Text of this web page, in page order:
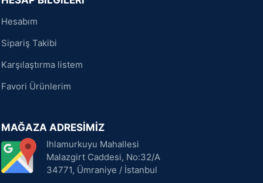
Hesabım
Sipariş Takibi
Karşılaştırma listem
Favori Ürünlerim
MAĞAZA ADRESİMİZ
Ihlamurkuyu Mahallesi
Malazgirt Caddesi, No:32/A
34771, Ümraniye / İstanbul